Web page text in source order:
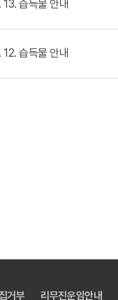
습득물 안내
습득물 안내
거부 리무진운임안내